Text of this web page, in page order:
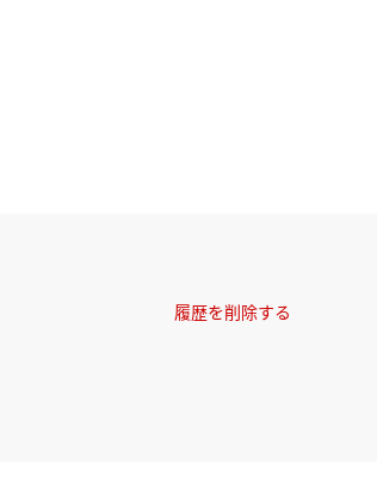
履歴を削除する